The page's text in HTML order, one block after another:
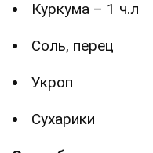
Куркума – 1 ч.л
Соль, перец
Укроп
Сухарики